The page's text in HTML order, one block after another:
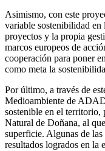
Asimismo, con este
variable sostenibilidad en
proyectos y la propia
marcos europeos de
cooperación para poner
como meta la
Por último, a través de
Medioambiente de
sostenible en el territorio,
Natural de Doñana, al
superficie. Algunas de
resultados logrados en la